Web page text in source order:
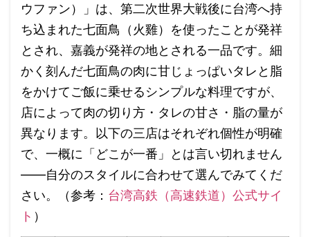
ウファン）」は、第二次世界大戦後に台湾へ持
ち込まれた七面鳥（火雞）を使ったことが発祥
とされ、嘉義が発祥の地とされる一品です。細
かく刻んだ七面鳥の肉に甘じょっぱいタレと脂
をかけてご飯に乗せるシンプルな料理ですが、
店によって肉の切り方・タレの甘さ・脂の量が
異なります。以下の三店はそれぞれ個性が明確
で、一概に「どこが一番」とは言い切れません
——自分のスタイルに合わせて選んでみてくだ
さい。（参考： 台湾高鉄（高速鉄道）公式サイ
ト ）